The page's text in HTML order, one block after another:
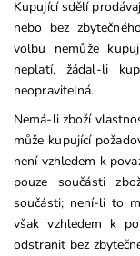
Kupující sdělí
nebo bez
volbu nemůže
neplatí, žádal-li
neopravitelná.
Nemá-li zboží
může kupující
není vzhledem k
pouze součásti
součásti; není-li to
však vzhledem k
odstranit bez